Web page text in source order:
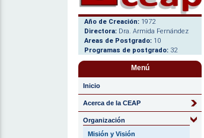
Año de Creación: 1972
Directora: Dra. Armida Fernández
Areas de Postgrado: 10
Programas de postgrado: 32
Menú
Inicio
Acerca de la CEAP
Organización
Misión y Visión